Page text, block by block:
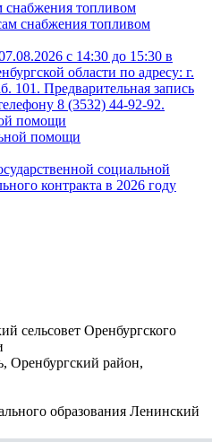
топливом
с 14:30 до 15:30 в
области по адресу: г.
101. Предварительная запись
8 (3532) 44-92-92.
помощи
социальной
контракта в 2026 году
сельсовет Оренбургского
Оренбургский район,
образования Ленинский